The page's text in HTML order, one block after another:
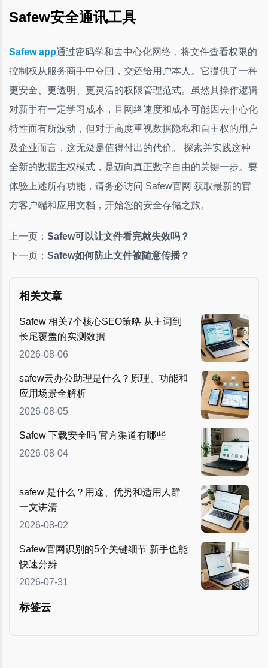
Safew安全通讯工具
Safew app通过密码学和去中心化网络，将文件查看权限的
控制权从服务商手中夺回，交还给用户本人。它提供了一种
更安全、更透明、更灵活的权限管理范式。虽然其操作逻辑
对新手有一定学习成本，且网络速度和成本可能因去中心化
特性而有所波动，但对于高度重视数据隐私和自主权的用户
及企业而言，这无疑是值得付出的代价。 探索并实践这种
全新的数据主权模式，是迈向真正数字自由的关键一步。要
体验上述所有功能，请务必访问 Safew官网 获取最新的官
方客户端和应用文档，开始您的安全存储之旅。
上一页： Safew可以让文件看完就失效吗？
下一页： Safew如何防止文件被随意传播？
相关文章
Safew 相关7个核心SEO策略 从主词到
长尾覆盖的实测数据
2026-08-06
safew云办公助理是什么？原理、功能和
应用场景全解析
2026-08-05
Safew 下载安全吗 官方渠道有哪些
2026-08-04
safew 是什么？用途、优势和适用人群
一文讲清
2026-08-02
Safew官网识别的5个关键细节 新手也能
快速分辨
2026-07-31
标签云